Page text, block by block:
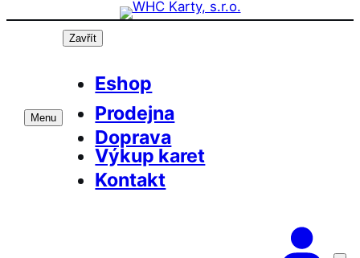
Přeskočit
Menu
Zavřít
Eshop
Prodejna
Doprava
Výkup karet
Kontakt
Prázdninová otevírací doba prodejny! PO a
ST 10-17, SO 11-15